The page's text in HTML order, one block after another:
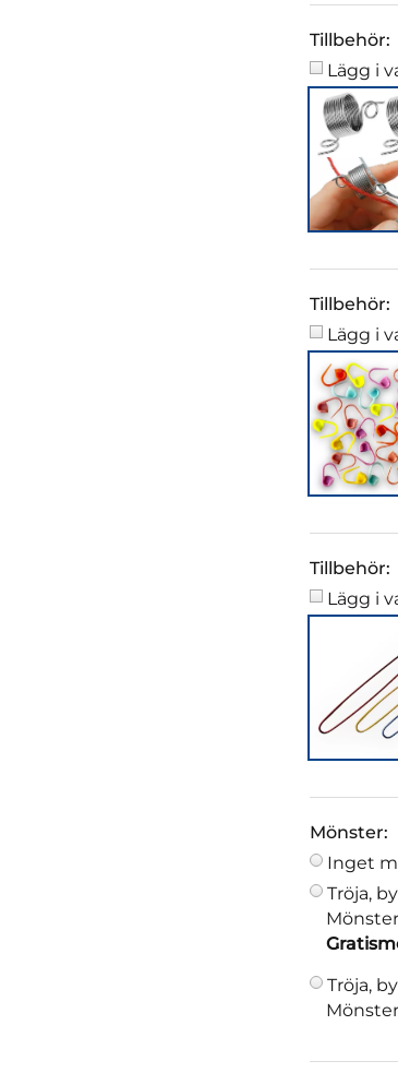
Tillbehör:
Lägg i
Tillbehör:
Lägg i
Tillbehör:
Lägg i
Mönster:
Inget
Tröja,
Tröja,